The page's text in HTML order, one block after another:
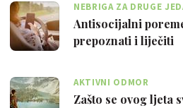
NEBRIGA ZA DRUGE
Antisocijalni
prepoznati i liječiti
AKTIVNI ODMOR
Zašto se ovog ljeta